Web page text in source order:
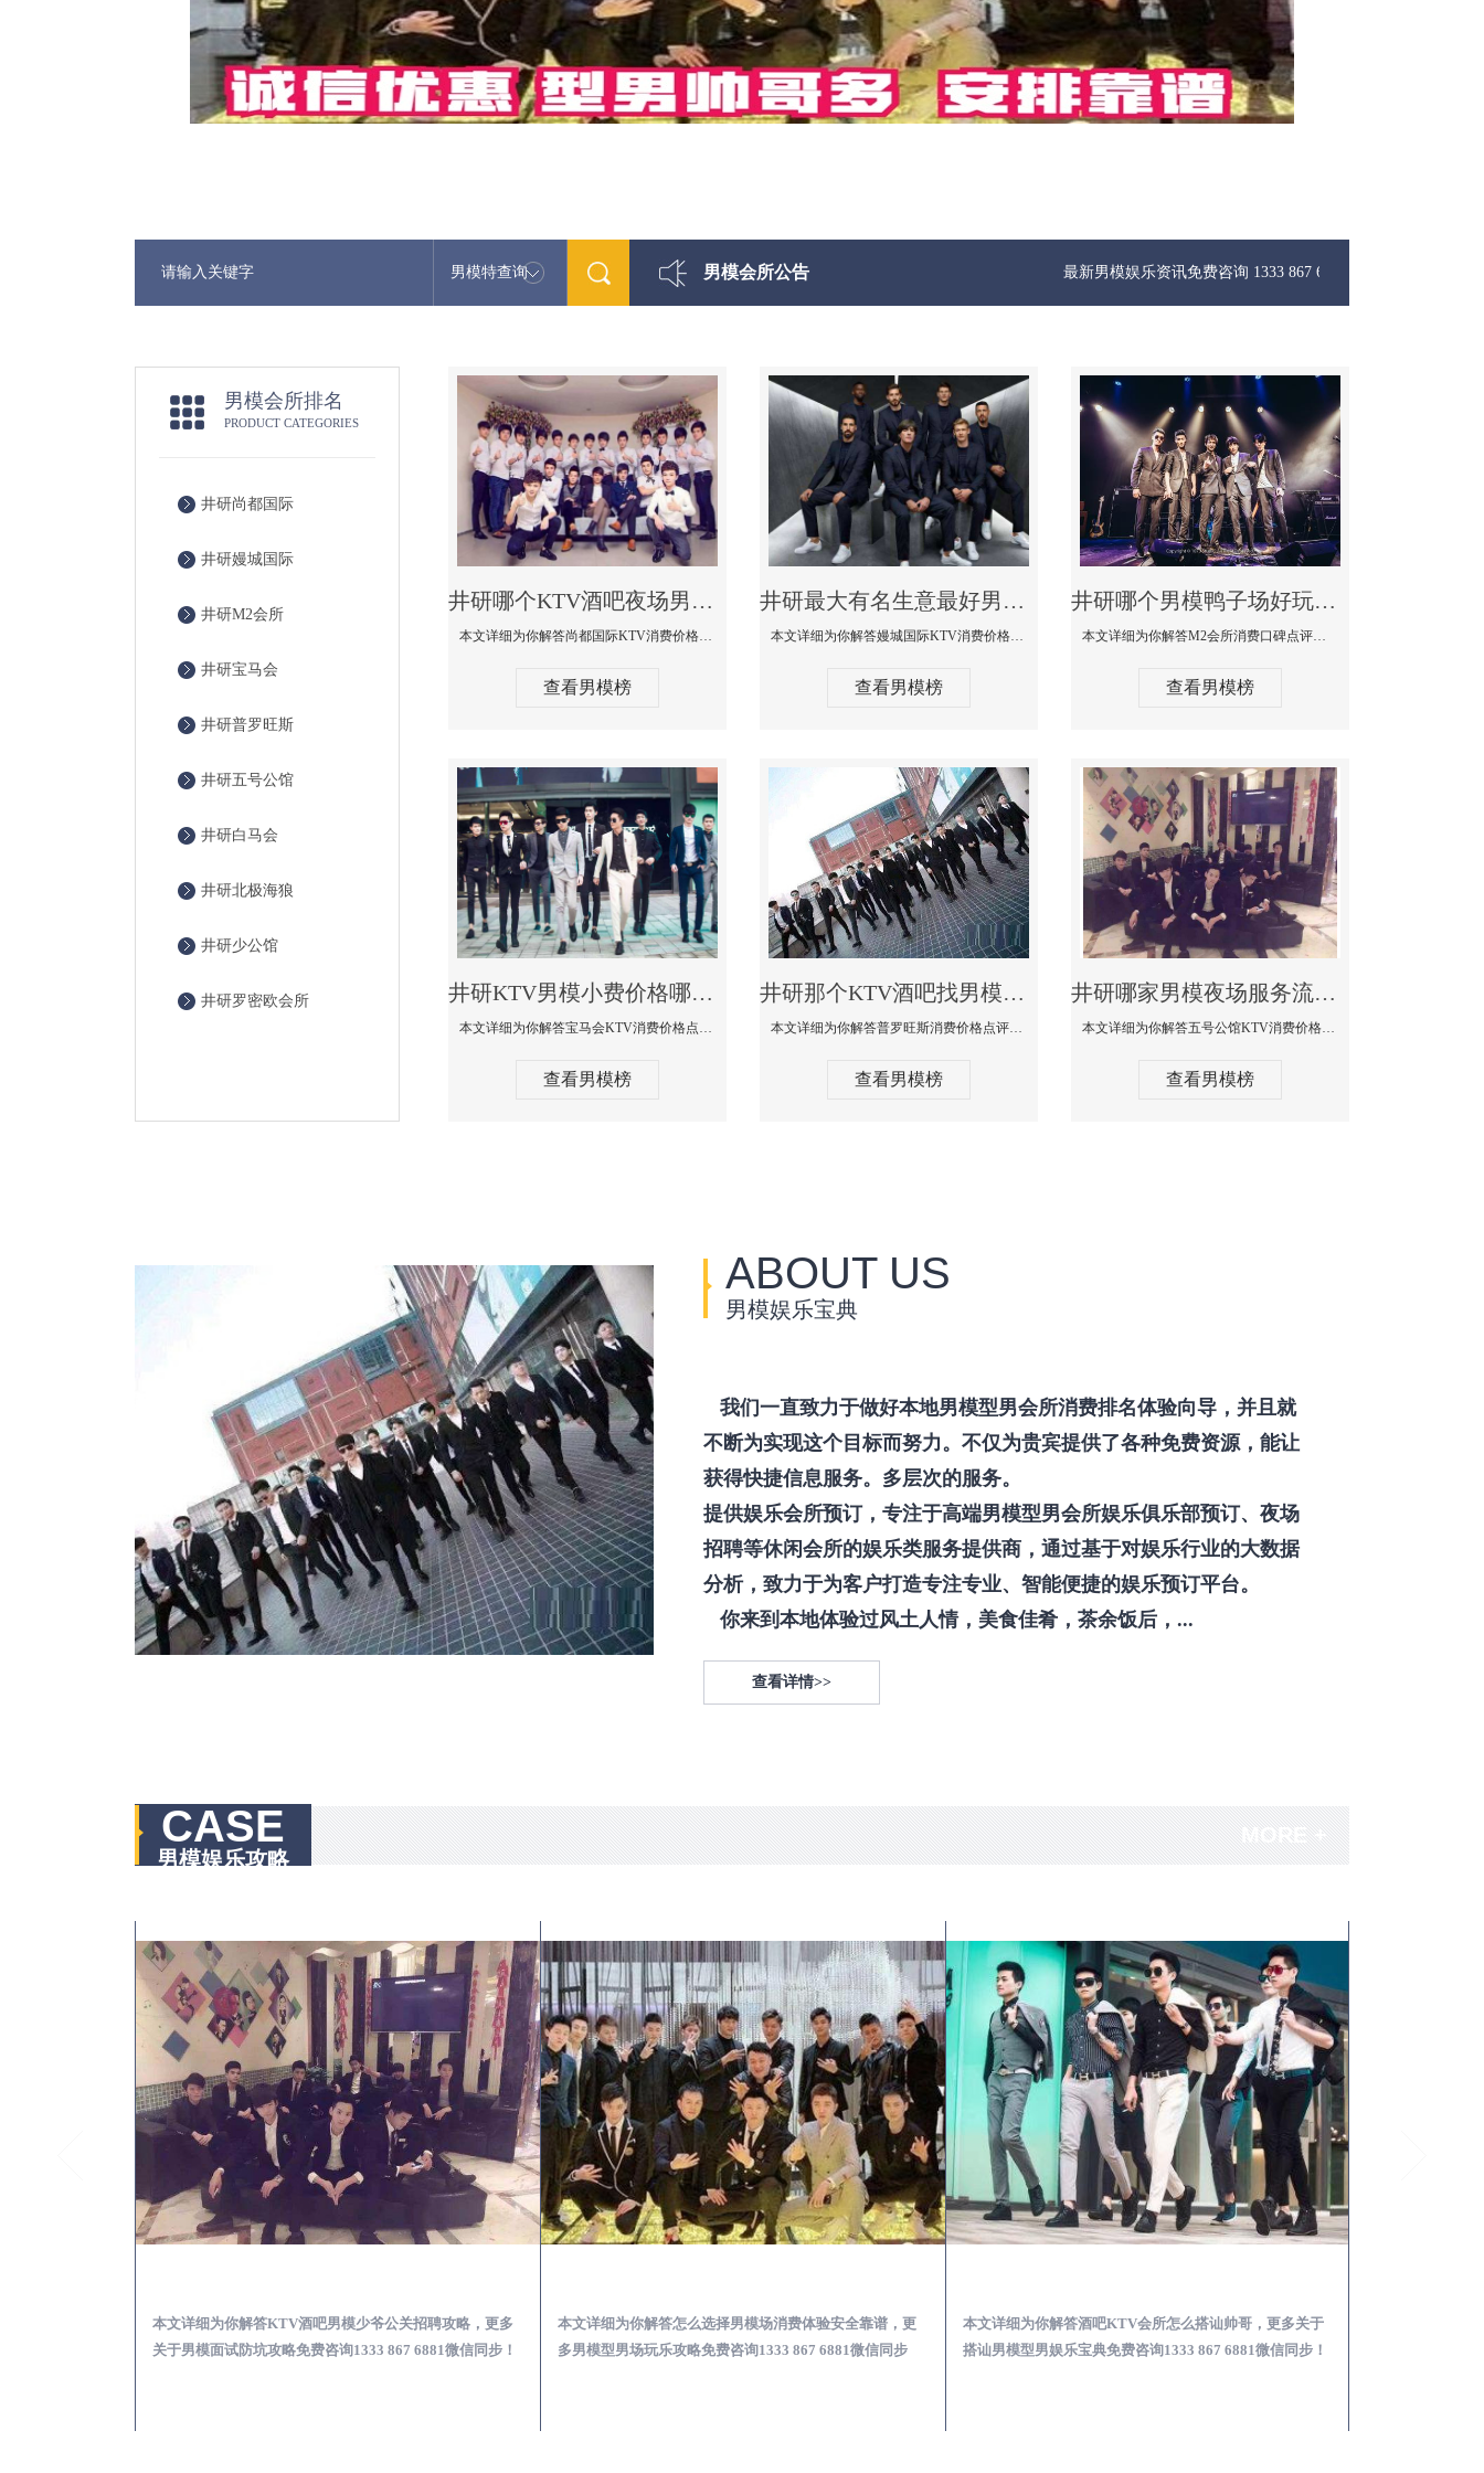
男模特查询 男模会所公告 最新男模娱乐资讯免费咨询 1333 867 6881微信同步
男模会所排名
PRODUCT CATEGORIES
井研尚都国际
井研嫚城国际
井研M2会所
井研宝马会
井研普罗旺斯
井研五号公馆
井研白马会
井研北极海狼
井研少公馆
井研罗密欧会所
井研哪个KTV酒吧夜场男模公关型男最帅-尚都国际KTV消费价格点评
本文详细为你解答尚都国际KTV消费价格点评，更多关于哪个KTV酒吧夜场男模公关型男最帅免费咨询1333 867 6881微信同步
查看男模榜
井研最大有名生意最好男模少爷场KTV体验-嫚城国际KTV消费价格点评
本文详细为你解答嫚城国际KTV消费价格口碑点评，更多关于最大有名生意最好男模少爷场KTV体验免费咨询1333 867 6881微信同步！
查看男模榜
井研哪个男模鸭子场好玩陪酒服务好-M2会所KTV消费口碑点评
本文详细为你解答M2会所消费口碑点评，更多关于哪个男模鸭子场好玩陪酒服务好免费咨询1333 867 6881微信同步！
查看男模榜
井研KTV男模小费价格哪家便宜-宝马会KTV消费口碑点评
本文详细为你解答宝马会KTV消费价格点评，更多关于KTV男模小费价格哪家便宜免费咨询1333 867 6881微信同步！
查看男模榜
井研那个KTV酒吧找男模帅哥男妓多-普罗旺斯KTV真实口碑点评
本文详细为你解答普罗旺斯消费价格点评，更多关于那个KTV酒吧找男模帅哥最多免费咨询1333 867 6881微信同步！
查看男模榜
井研哪家男模夜场服务流程全面-五号公馆KTV消费价格点评
本文详细为你解答五号公馆KTV消费价格，更多关于哪家男模夜场服务流程全面免费咨询1333 867 6881微信同步！
查看男模榜
ABOUT US
男模娱乐宝典
我们一直致力于做好本地男模型男会所消费排名体验向导，并且就
不断为实现这个目标而努力。不仅为贵宾提供了各种免费资源，能让
获得快捷信息服务。多层次的服务。
提供娱乐会所预订，专注于高端男模型男会所娱乐俱乐部预订、夜场
招聘等休闲会所的娱乐类服务提供商，通过基于对娱乐行业的大数据
分析，致力于为客户打造专注专业、智能便捷的娱乐预订平台。
你来到本地体验过风土人情，美食佳肴，茶余饭后，...
查看详情>>
CASE
男模娱乐攻略
本文详细为你解答KTV酒吧男模少爷公关招聘攻略，更多
关于男模面试防坑攻略免费咨询1333 867 6881微信同步！
本文详细为你解答怎么选择男模场消费体验安全靠谱，更
多男模型男场玩乐攻略免费咨询1333 867 6881微信同步
本文详细为你解答酒吧KTV会所怎么搭讪帅哥，更多关于
搭讪男模型男娱乐宝典免费咨询1333 867 6881微信同步！